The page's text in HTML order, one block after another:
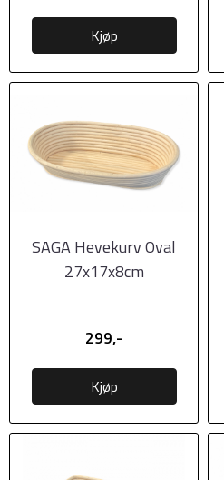
Kjøp
SAGA Hevekurv Oval
27x17x8cm
299,-
Kjøp